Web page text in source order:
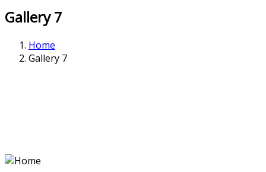
Gallery 7
Home
Gallery 7